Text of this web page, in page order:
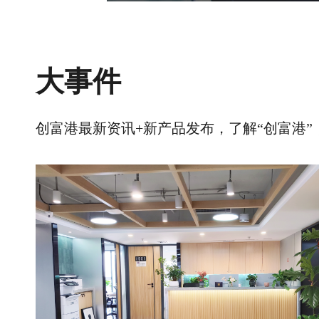
大事件
创富港最新资讯+新产品发布，了解“创富港